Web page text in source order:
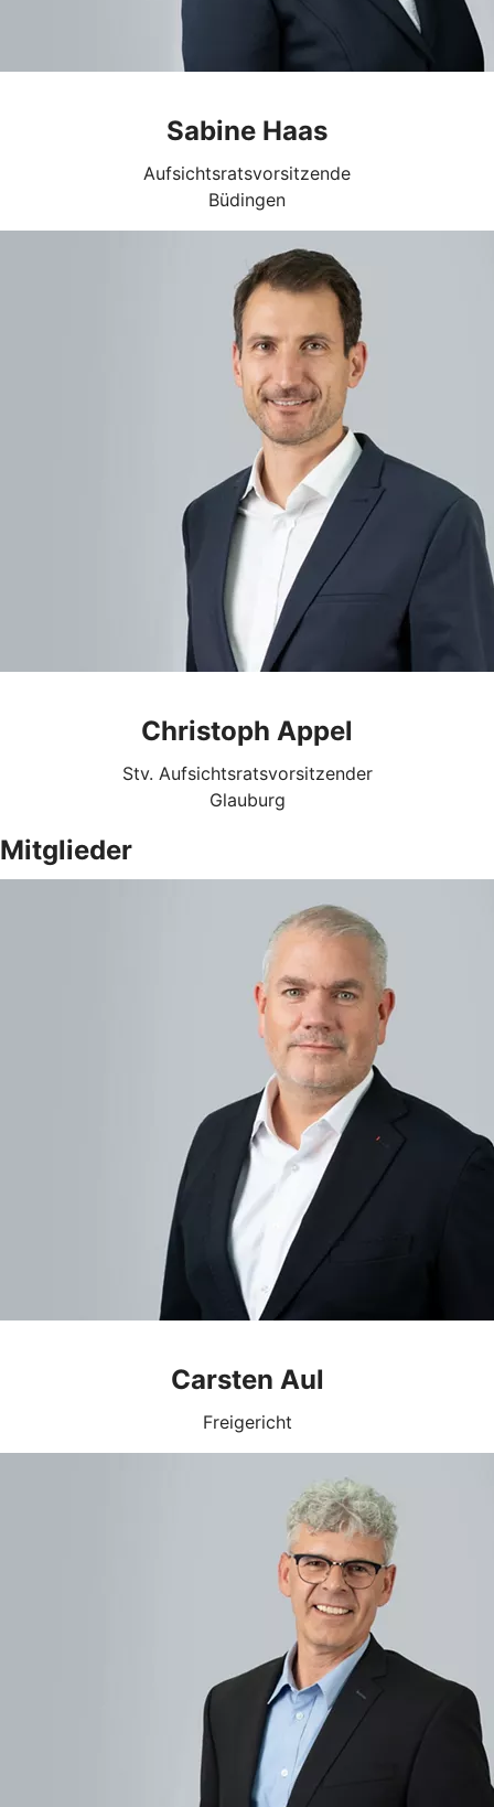
Sabine Haas
Aufsichtsratsvorsitzende
Büdingen
Christoph Appel
Stv. Aufsichtsratsvorsitzender
Glauburg
Mitglieder
Carsten Aul
Freigericht